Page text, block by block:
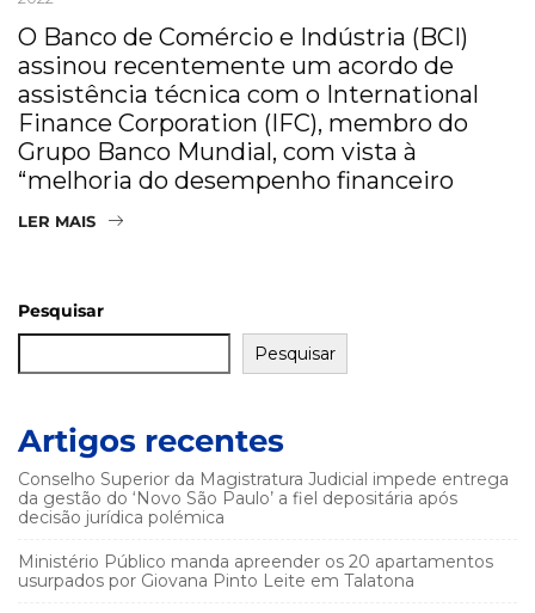
O Banco de Comércio e Indústria (BCI)
assinou recentemente um acordo de
assistência técnica com o International
Finance Corporation (IFC), membro do
Grupo Banco Mundial, com vista à
“melhoria do desempenho financeiro
LER MAIS
Pesquisar
Pesquisar
Artigos recentes
Conselho Superior da Magistratura Judicial impede entrega
da gestão do ‘Novo São Paulo’ a fiel depositária após
decisão jurídica polémica
Ministério Público manda apreender os 20 apartamentos
usurpados por Giovana Pinto Leite em Talatona